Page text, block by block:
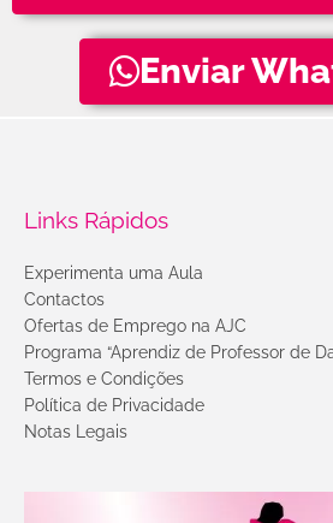
Enviar
Links Rápidos
Experimenta uma Aula
Contactos
Ofertas de Emprego na AJC
Programa “Aprendiz de Professor de
Termos e Condições
Política de Privacidade
Notas Legais